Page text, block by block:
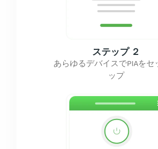
ステップ ２
あらゆるデバイスでPIAをセ
ップ